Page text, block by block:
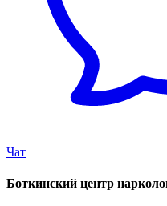
Чат
Боткинский центр